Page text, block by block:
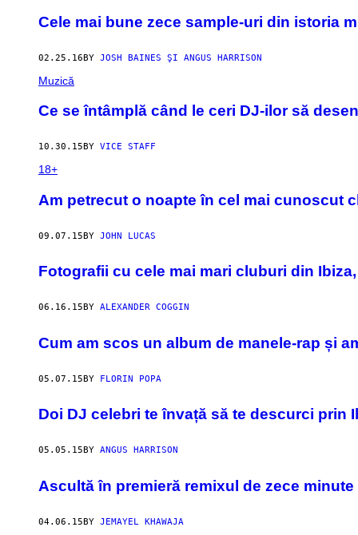
Cele mai bune zece sample-uri din istoria
02.25.16BY JOSH BAINES ŞI ANGUS HARRISON
Muzică
Ce se întâmplă când le ceri DJ-ilor să
10.30.15 BY VICE STAFF
18+
​Am petrecut o noapte în cel mai cunoscut
09.07.15BY JOHN LUCAS
Fotografii cu cele mai mari cluburi din
06.16.15 BY ALEXANDER COGGIN
Cum am scos un album de manele-rap și
05.07.15BY FLORIN POPA
Doi DJ celebri te învață să te descurci prin
05.05.15 BY ANGUS HARRISON
Ascultă în premieră remixul de zece
04.06.15BY JEMAYEL KHAWAJA